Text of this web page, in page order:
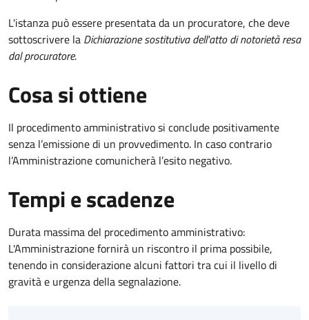
L'istanza può essere presentata da un procuratore, che deve
sottoscrivere la Dichiarazione sostitutiva dell'atto di notorietà resa
dal procuratore.
Cosa si ottiene
Il procedimento amministrativo si conclude positivamente
senza l’emissione di un provvedimento. In caso contrario
l’Amministrazione comunicherà l’esito negativo.
Tempi e scadenze
Durata massima del procedimento amministrativo:
L'Amministrazione fornirà un riscontro il prima possibile,
tenendo in considerazione alcuni fattori tra cui il livello di
gravità e urgenza della segnalazione.